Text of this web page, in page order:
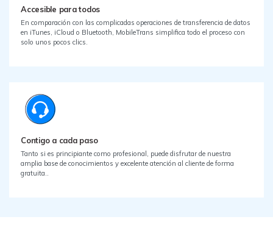
Accesible para todos
En comparación con las complicadas operaciones de transferencia de datos
en iTunes, iCloud o Bluetooth, MobileTrans simplifica todo el proceso con
solo unos pocos clics.
Contigo a cada paso
Tanto si es principiante como profesional, puede disfrutar de nuestra
amplia base de conocimientos y excelente atención al cliente de forma
gratuita..